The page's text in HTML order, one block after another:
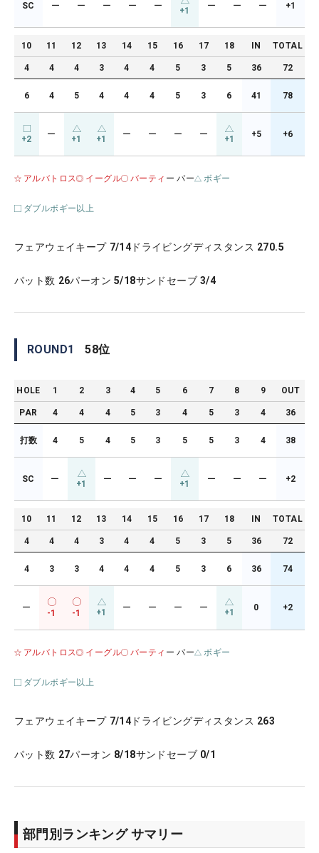
SC ー ー ー ー ー +1 ー ー ー +1
10 11 12 13 14 15 16 17 18 IN TOTAL
4 4 4 3 4 4 5 3 5 36 72
6 4 5 4 4 4 5 3 6 41 78
+2 ー +1 +1 ー ー ー ー +1 +5 +6
アルバトロス イーグル バーティ ー パー ボギー
ダブルボギー以上
フェアウェイキープ 7/14 ドライビングディスタンス 270.5
パット数 26パーオン 5/18サンドセーブ 3/4
ROUND1 58位
HOLE 1 2 3 4 5 6 7 8 9 OUT
PAR 4 4 4 5 3 4 5 3 4 36
打数 4 5 4 5 3 5 5 3 4 38
SC ー +1 ー ー ー +1 ー ー ー +2
10 11 12 13 14 15 16 17 18 IN TOTAL
4 4 4 3 4 4 5 3 5 36 72
4 3 3 4 4 4 5 3 6 36 74
ー
-1 -1 +1 ー ー ー ー +1 0 +2
アルバトロス イーグル バーティ ー パー ボギー
ダブルボギー以上
フェアウェイキープ 7/14 ドライビングディスタンス 263
パット数 27パーオン 8/18サンドセーブ 0/1
部門別ランキング サマリー